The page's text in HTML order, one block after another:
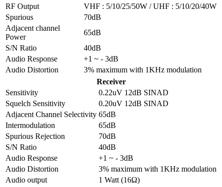
RF Output
VHF : 5/10/25/50W / UHF : 5/10/20/40W
Spurious
70dB
Adjacent channel
Power
65dB
S/N Ratio
40dB
Audio Response
+1 ~ - 3dB
Audio Distortion
3% maximum with 1KHz modulation
Receiver
Sensitivity
0.22uV 12dB SINAD
Squelch Sensitivity
0.20uV 12dB SINAD
Adjacent Channel Selectivity 65dB
Intermodulation
65dB
Spurious Rejection
70dB
S/N Ratio
40dB
Audio Response
+1 ~ - 3dB
Audio Distortion
3% maximum with 1KHz modulation
Audio output
1 Watt (16Ω)